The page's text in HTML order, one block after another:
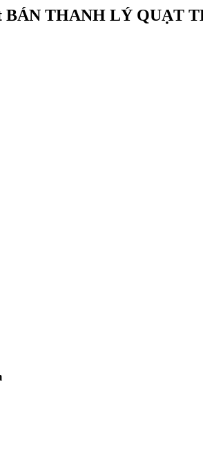
BÁN THANH LÝ QUẠT